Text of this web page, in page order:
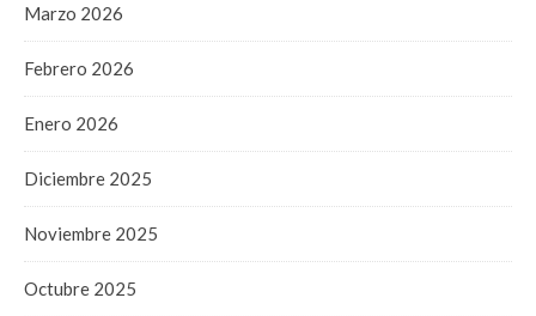
Marzo 2026
Febrero 2026
Enero 2026
Diciembre 2025
Noviembre 2025
Octubre 2025